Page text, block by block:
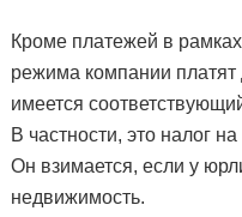
Кроме платежей в
режима компании платят
имеется
В частности, это налог
Он взимается, если у
недвижимость.